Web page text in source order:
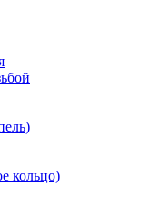
кольцо)